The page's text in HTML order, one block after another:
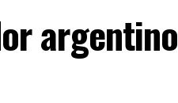
argentino